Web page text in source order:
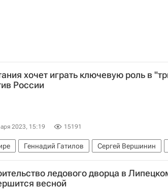
хочет играть ключевую роль в
России
2023, 15:19 15191
Геннадий Гатилов Сергей Вершинин
ООН
ледового дворца в
весной